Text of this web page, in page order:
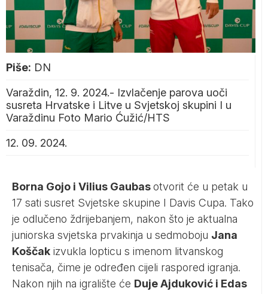
Piše: DN
Varaždin, 12. 9. 2024.- Izvlačenje parova uoči
susreta Hrvatske i Litve u Svjetskoj skupini I u
Varaždinu Foto Mario Ćužić/HTS
12. 09. 2024.
Borna Gojo i Vilius Gaubasotvorit će u petak u
17 sati susret Svjetske skupine I Davis Cupa. Tako
je odlučeno ždrijebanjem, nakon što je aktualna
juniorska svjetska prvakinja u sedmoboju Jana
Koščak izvukla lopticu s imenom litvanskog
tenisača, čime je određen cijeli raspored igranja.
Nakon njih na igralište će Duje Ajduković i Edas